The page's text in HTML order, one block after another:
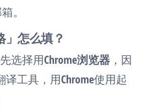
。
」怎么填？
选择用Chrome浏览器 ，因
译工具，用Chrome使用起